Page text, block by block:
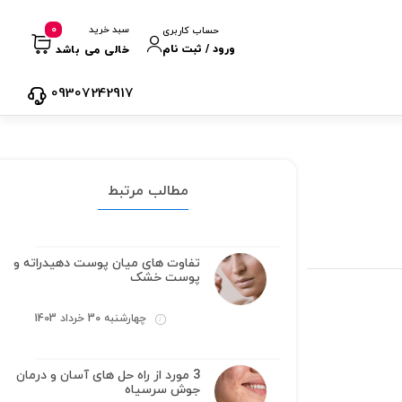
حساب کاربری
ورود / ثبت نام
سبد خرید
خالی می باشد
0
09307242917
مطالب مرتبط
تفاوت های میان پوست دهیدراته و
پوست خشک
چهارشنبه 30 خرداد 1403
3 مورد از راه حل های آسان و درمان
جوش سرسیاه